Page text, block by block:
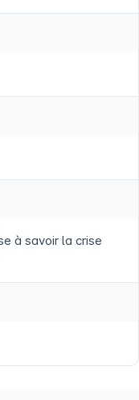
à savoir la crise